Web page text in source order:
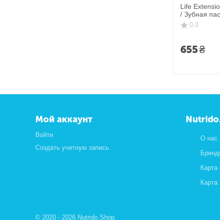
Life
/ Зубная
мяты 113,4 г
0.0
655₴
Мой аккаунт
Войти
Создать учетную запись
О нас
Карта
Карта
© 2020 - 2026 Nutrido.Shop.